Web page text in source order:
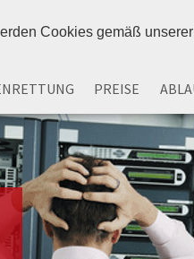
Cookies gemäß
PREISE